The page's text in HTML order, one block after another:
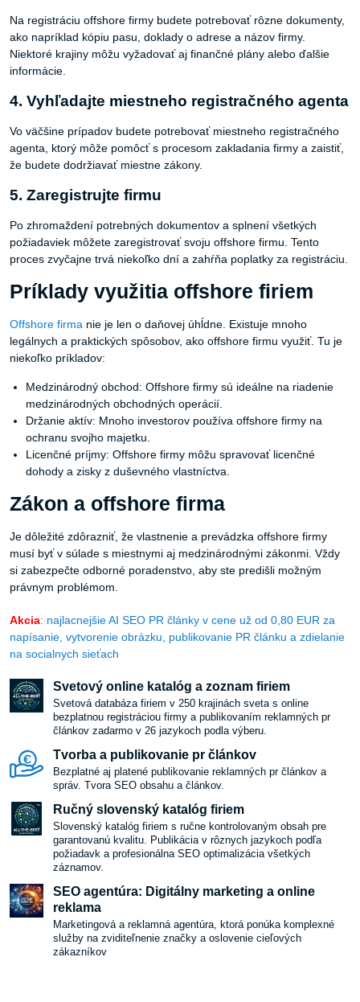
Na registráciu offshore firmy budete potrebovať rôzne dokumenty,
ako napríklad kópiu pasu, doklady o adrese a názov firmy.
Niektoré krajiny môžu vyžadovať aj finančné plány alebo ďalšie
informácie.
4. Vyhľadajte miestneho registračného agenta
Vo väčšine prípadov budete potrebovať miestneho registračného
agenta, ktorý môže pomôcť s procesom zakladania firmy a zaistiť,
že budete dodržiavať miestne zákony.
5. Zaregistrujte firmu
Po zhromaždení potrebných dokumentov a splnení všetkých
požiadaviek môžete zaregistrovať svoju offshore firmu. Tento
proces zvyčajne trvá niekoľko dní a zahŕňa poplatky za registráciu.
Príklady využitia offshore firiem
Offshore firma nie je len o daňovej úhĺdne. Existuje mnoho
legálnych a praktických spôsobov, ako offshore firmu využiť. Tu je
niekoľko príkladov:
Medzinárodný obchod: Offshore firmy sú ideálne na riadenie
medzinárodných obchodných operácií.
Držanie aktív: Mnoho investorov používa offshore firmy na
ochranu svojho majetku.
Licenčné príjmy: Offshore firmy môžu spravovať licenčné
dohody a zisky z duševného vlastníctva.
Zákon a offshore firma
Je dôležité zdôrazniť, že vlastnenie a prevádzka offshore firmy
musí byť v súlade s miestnymi aj medzinárodnými zákonmi. Vždy
si zabezpečte odborné poradenstvo, aby ste predišli možným
právnym problémom.
Akcia: najlacnejšie AI SEO PR články v cene už od 0,80 EUR za
napísanie, vytvorenie obrázku, publikovanie PR článku a zdielanie
na socialnych sieťach
Svetový online katalóg a zoznam firiem
Svetová databáza firiem v 250 krajinách sveta s online
bezplatnou registráciou firmy a publikovaním reklamných pr
článkov zadarmo v 26 jazykoch podla výberu.
Tvorba a publikovanie pr článkov
Bezplatné aj platené publikovanie reklamných pr článkov a
správ. Tvora SEO obsahu a článkov.
Ručný slovenský katalóg firiem
Slovenský katalóg firiem s ručne kontrolovaným obsah pre
garantovanú kvalitu. Publikácia v rôznych jazykoch podľa
požiadavk a profesionálna SEO optimalizácia všetkých
záznamov.
SEO agentúra: Digitálny marketing a online
reklama
Marketingová a reklamná agentúra, ktorá ponúka komplexné
služby na zviditeľnenie značky a oslovenie cieľových
zákazníkov